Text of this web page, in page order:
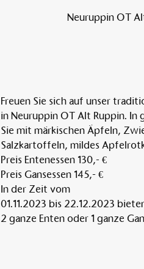
Neuruppin OT
Freuen Sie sich auf unser
in Neuruppin OT Alt Ruppin.
Sie mit märkischen Äpfeln,
Salzkartoffeln, mildes
Preis Entenessen 130,- €
Preis Gansessen 145,- €
In der Zeit vom
01.11.2023 bis 22.12.2023
2 ganze Enten oder 1 ganze